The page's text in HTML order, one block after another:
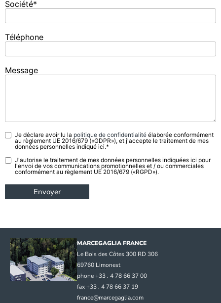
Société*
Téléphone
Message
Privacy
Policy*
Je déclare avoir lu la politique de confidentialité élaborée conformément
au règlement UE 2016/679 («GDPR»), et j'accepte le traitement de mes
données personnelles indiqué ici.*
Commercial
Use
J'autorise le traitement de mes données personnelles indiquées ici pour
l'envoi de vos communications promotionnelles et / ou commerciales
conformément au règlement UE 2016/679 («RGPD»).
MARCEGAGLIA FRANCE
Le Bois des Côtes 300 RD 306
69760 Limonest
phone +33 . 4 78 66 37 00
fax +33 . 4 78 66 37 19
france@marcegaglia.com